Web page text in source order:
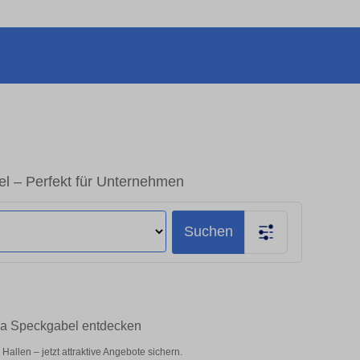
– Perfekt für Unternehmen
Suchen
Speckgabel entdecken
– jetzt attraktive Angebote sichern.